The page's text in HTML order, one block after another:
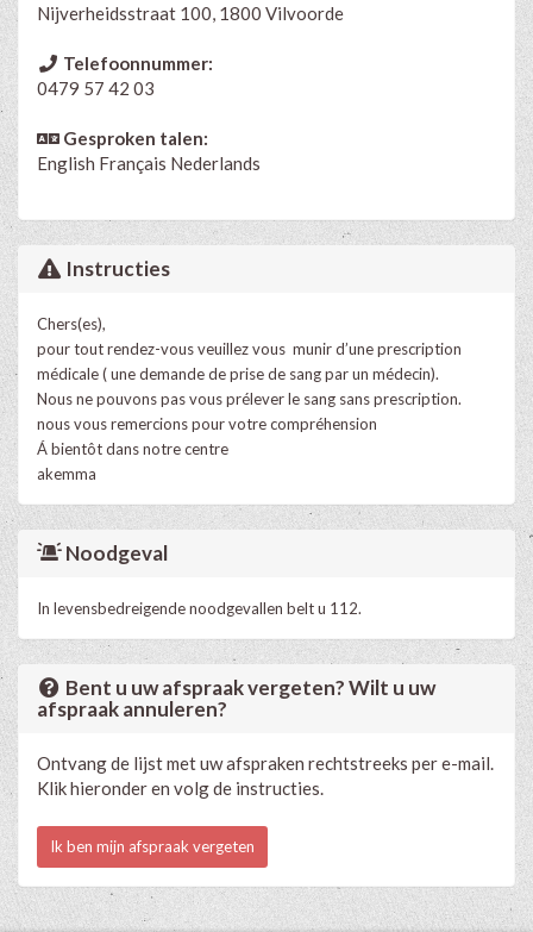
Nijverheidsstraat 100, 1800 Vilvoorde
Telefoonnummer:
0479 57 42 03
Gesproken talen:
English Français Nederlands
Instructies
Chers(es),
pour tout rendez-vous veuillez vous munir d’une prescription
médicale ( une demande de prise de sang par un médecin).
Nous ne pouvons pas vous prélever le sang sans prescription.
nous vous remercions pour votre compréhension
Á bientôt dans notre centre
akemma
Noodgeval
In levensbedreigende noodgevallen belt u 112.
Bent u uw afspraak vergeten? Wilt u uw
afspraak annuleren?
Ontvang de lijst met uw afspraken rechtstreeks per e-mail.
Klik hieronder en volg de instructies.
Ik ben mijn afspraak vergeten